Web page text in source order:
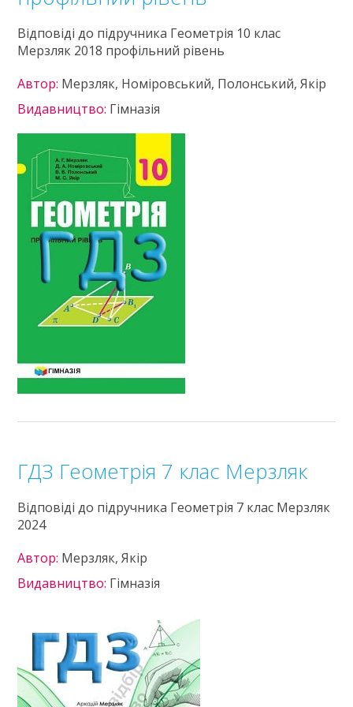
Відповіді до підручника Геометрія 10 клас
Мерзляк 2018 профільний рівень
Автор: Мерзляк, Номіровський, Полонський, Якір
Видавництво: Гімназія
ГДЗ Геометрія 7 клас Мерзляк
Відповіді до підручника Геометрія 7 клас Мерзляк
2024
Автор: Мерзляк, Якір
Видавництво: Гімназія